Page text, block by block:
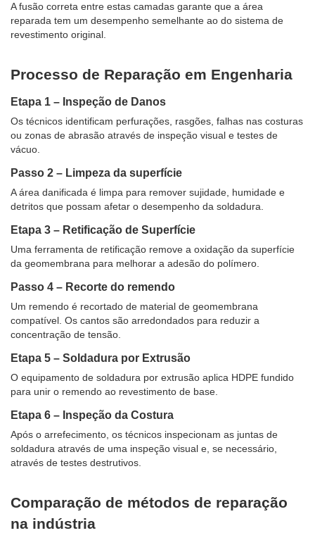
A fusão correta entre estas camadas garante que a área
reparada tem um desempenho semelhante ao do sistema de
revestimento original.
Processo de Reparação em Engenharia
Etapa 1 – Inspeção de Danos
Os técnicos identificam perfurações, rasgões, falhas nas costuras
ou zonas de abrasão através de inspeção visual e testes de
vácuo.
Passo 2 – Limpeza da superfície
A área danificada é limpa para remover sujidade, humidade e
detritos que possam afetar o desempenho da soldadura.
Etapa 3 – Retificação de Superfície
Uma ferramenta de retificação remove a oxidação da superfície
da geomembrana para melhorar a adesão do polímero.
Passo 4 – Recorte do remendo
Um remendo é recortado de material de geomembrana
compatível. Os cantos são arredondados para reduzir a
concentração de tensão.
Etapa 5 – Soldadura por Extrusão
O equipamento de soldadura por extrusão aplica HDPE fundido
para unir o remendo ao revestimento de base.
Etapa 6 – Inspeção da Costura
Após o arrefecimento, os técnicos inspecionam as juntas de
soldadura através de uma inspeção visual e, se necessário,
através de testes destrutivos.
Comparação de métodos de reparação
na indústria